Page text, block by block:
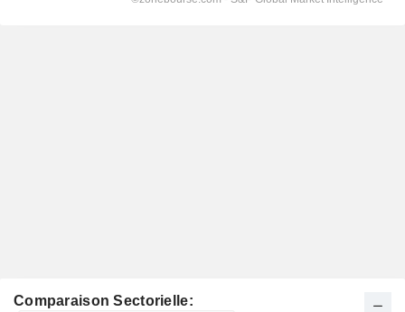
Comparaison Sectorielle: